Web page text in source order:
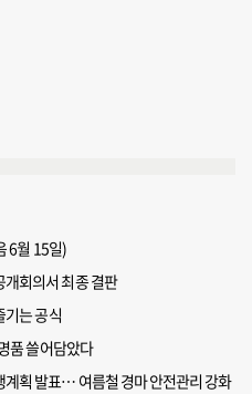
6월 15일)
회의서 최종 결판
기는 공식
품 쓸어담았다
계획 발표… 여름철 경마 안전관리 강화